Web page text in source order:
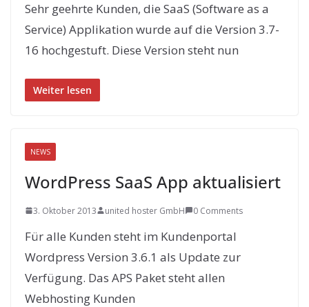
Sehr geehrte Kunden, die SaaS (Software as a
Service) Applikation wurde auf die Version 3.7-
16 hochgestuft. Diese Version steht nun
Weiter lesen
NEWS
WordPress SaaS App aktualisiert
3. Oktober 2013 united hoster GmbH 0 Comments
Für alle Kunden steht im Kundenportal
Wordpress Version 3.6.1 als Update zur
Verfügung. Das APS Paket steht allen
Webhosting Kunden